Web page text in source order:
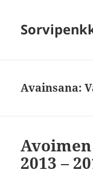
Avainsana:
2013 –